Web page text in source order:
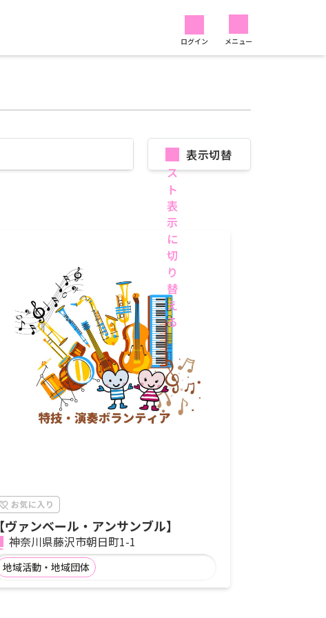
ログイン メニュー
表示切替
【ヴァンベール・アンサンブル】
神奈川県藤沢市朝日町1-1
地域活動・地域団体